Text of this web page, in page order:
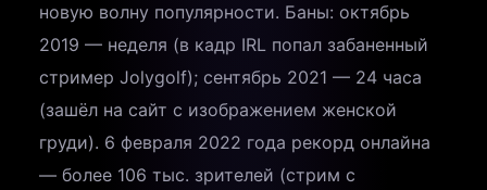
новую волну популярности. Баны: октябрь
2019 — неделя (в кадр IRL попал забаненный
стример Jolygolf); сентябрь 2021 — 24 часа
(зашёл на сайт с изображением женской
груди). 6 февраля 2022 года рекорд онлайна
— более 106 тыс. зрителей (стрим с